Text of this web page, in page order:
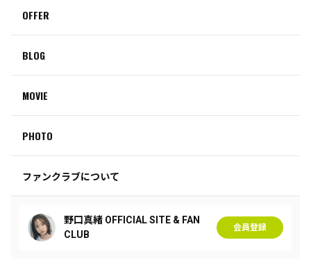
OFFER
BLOG
MOVIE
PHOTO
ファンクラブについて
野口真緒 OFFICIAL SITE & FAN
CLUB
会員登録